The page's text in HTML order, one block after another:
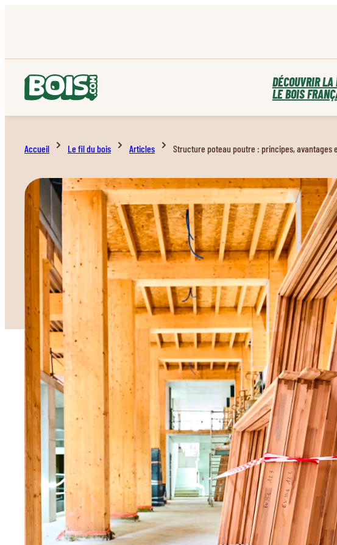
DÉCOUVRIR LA
LE BOIS
Accueil Le fil du bois Articles Structure poteau poutre : principes, avantages